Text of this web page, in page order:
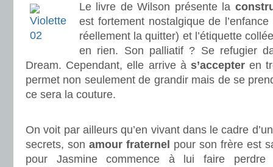
Le livre de Wilson présente la
est fortement nostalgique de
réellement la quitter) et l’étiquette
en rien. Son palliatif ? Se refugier
Dream. Cependant, elle arrive à s’accepteren
permet non seulement de grandir mais de se
ce sera la couture.
On voit par ailleurs qu’en vivant dans le cadre
secrets, son amour fraternel pour son frère est
pour Jasmine commence à lui faire